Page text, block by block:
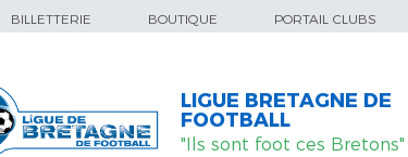
BILLETTERIE BOUTIQUE PORTAIL CLUBS
LIGUE BRETAGNE DE
FOOTBALL
"Ils sont foot ces Bretons"